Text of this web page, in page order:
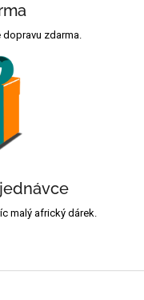
dopravu zdarma.
malý africký dárek.